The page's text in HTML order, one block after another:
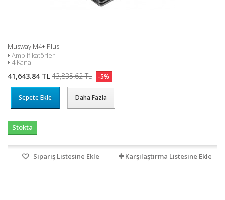
Musway M4+ Plus
Amplifikatörler
4 Kanal
41,643.84 TL43,835.62 TL -5%
Sepete Ekle Daha Fazla
Stokta
Sipariş Listesine Ekle Karşılaştırma Listesine Ekle